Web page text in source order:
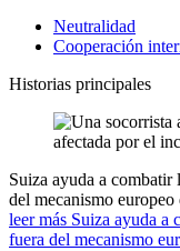
Neutralidad
Cooperación
Historias principales
Suiza ayuda a combatir
del mecanismo
leer más Suiza ayuda a
fuera del mecanismo